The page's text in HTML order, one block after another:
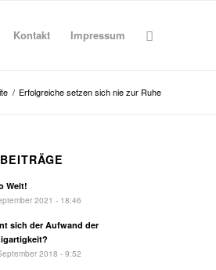
Kontakt Impressum
/ Erfolgreiche setzen sich nie zur Ruhe
Welt!
2021 - 18:46
sich der Aufwand der
2018 - 9:52